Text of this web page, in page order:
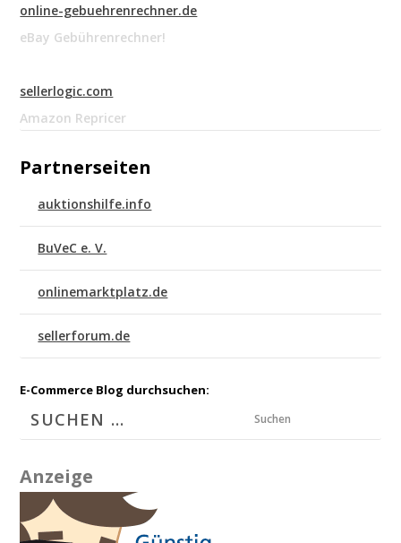
online-gebuehrenrechner.de
eBay Gebührenrechner!
sellerlogic.com
Amazon Repricer
Partnerseiten
auktionshilfe.info
BuVeC e. V.
onlinemarktplatz.de
sellerforum.de
E-Commerce Blog durchsuchen:
Suchen
Anzeige